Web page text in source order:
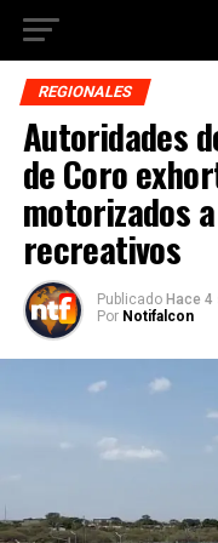
REGIONALES
Autoridades
de Coro
motorizados
recreativos
Publicado Hace
Por Notifalcon